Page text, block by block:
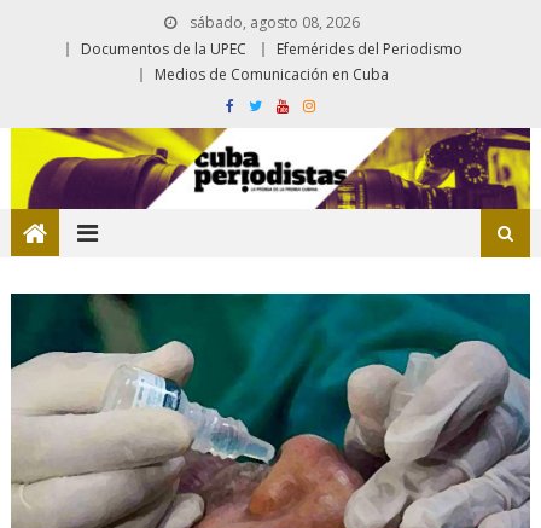
sábado, agosto 08, 2026
Documentos de la UPEC
Efemérides del Periodismo
Medios de Comunicación en Cuba